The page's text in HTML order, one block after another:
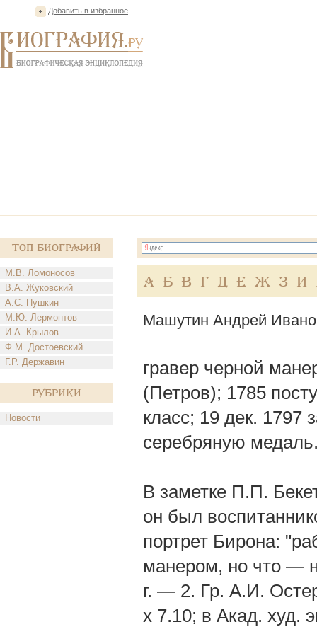
Добавить в избранное
Топ Биографий
М.В. Ломоносов
В.А. Жуковский
А.С. Пушкин
М.Ю. Лермонтов
И.А. Крылов
Ф.М. Достоевский
Г.Р. Державин
Рубрики
Новости
А Б В Г Д Е Ж З И
Машутин Андрей
гравер черной
(Петров); 1785
класс; 19 дек. 1797
серебряную
В заметке П.П.
он был
портрет Бирона:
манером, но что —
г. — 2. Гр. А.И.
х 7.10; в Акад. худ.